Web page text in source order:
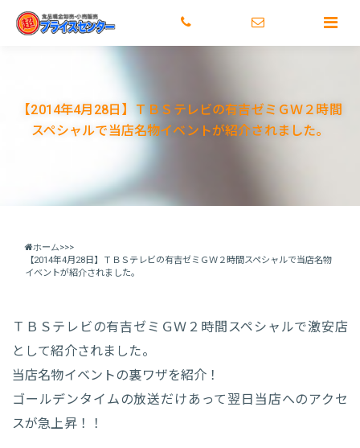
トップ 激安のヒミツ 店舗情報 メディア情報 正社
【2014年4月28日】ＴＢＳテレビの有吉ゼミＧＷ２時間
スペシャルで当店名物イベントが紹介されました。
ホーム>>>
【2014年4月28日】ＴＢＳテレビの有吉ゼミＧＷ２時間スペシャルで当店名物
イベントが紹介されました。
ＴＢＳテレビの有吉ゼミＧＷ２時間スペシャルで激安店
として紹介されました。
当店名物イベントの裏ワザを紹介！
ゴールデンタイムの放送だけあって翌日当店へのアクセ
スが急上昇！！